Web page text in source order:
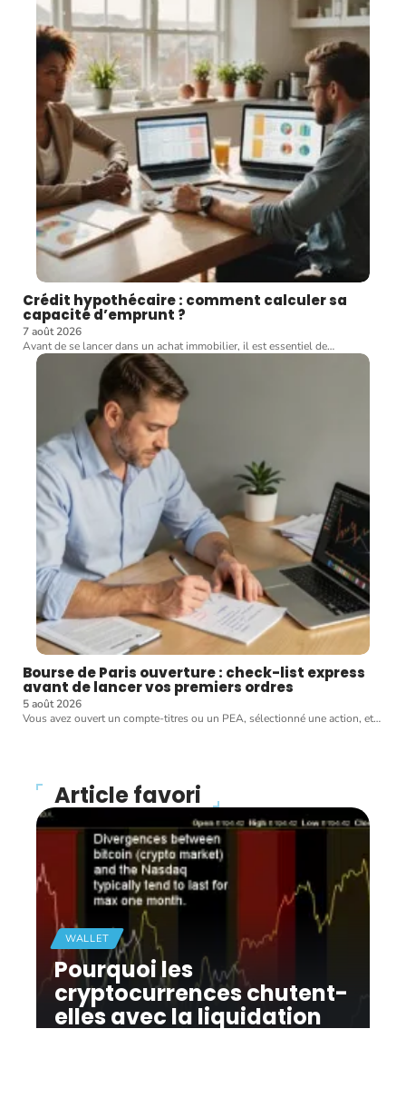
Crédit hypothécaire : comment calculer sa
capacité d’emprunt ?
7 août 2026
Avant de se lancer dans un achat immobilier, il est essentiel de…
Bourse de Paris ouverture : check-list express
avant de lancer vos premiers ordres
5 août 2026
Vous avez ouvert un compte-titres ou un PEA, sélectionné une action, et…
Article favori
WALLET
Pourquoi les
cryptocurrences chutent-
elles avec la liquidation